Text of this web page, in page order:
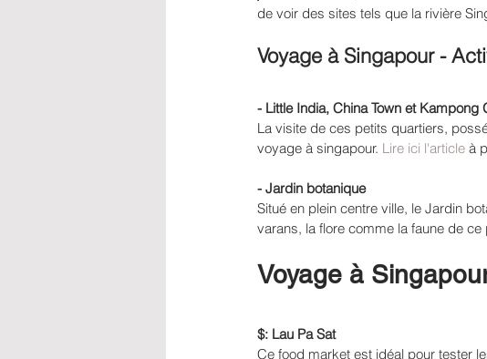
de voir des sites tels que la rivière
Voyage à Singapour -
- Little India, China Town et Kampong
La visite de ces petits quartiers,
voyage à singapour. Lire ici l'article à
- Jardin botanique
Situé en plein centre ville, le Jardin
varans, la flore comme la faune de
Voyage à
$: Lau Pa Sat
Ce food market est idéal pour tester